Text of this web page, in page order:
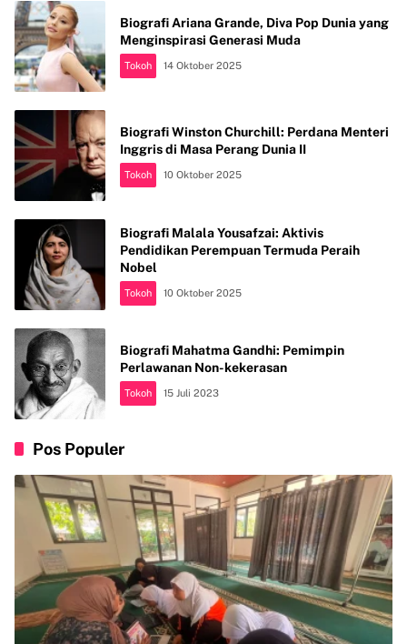
Biografi Ariana Grande, Diva Pop Dunia yang
Menginspirasi Generasi Muda
Tokoh 14 Oktober 2025
Biografi Winston Churchill: Perdana Menteri
Inggris di Masa Perang Dunia II
Tokoh 10 Oktober 2025
Biografi Malala Yousafzai: Aktivis
Pendidikan Perempuan Termuda Peraih
Nobel
Tokoh 10 Oktober 2025
Biografi Mahatma Gandhi: Pemimpin
Perlawanan Non-kekerasan
Tokoh 15 Juli 2023
Pos Populer